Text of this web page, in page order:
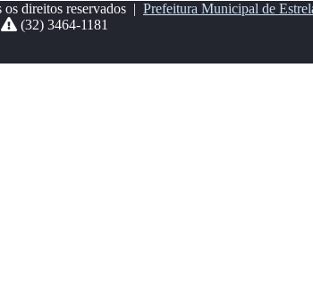
direitos reservados | Prefeitura Municipal de
(32) 3464-1181